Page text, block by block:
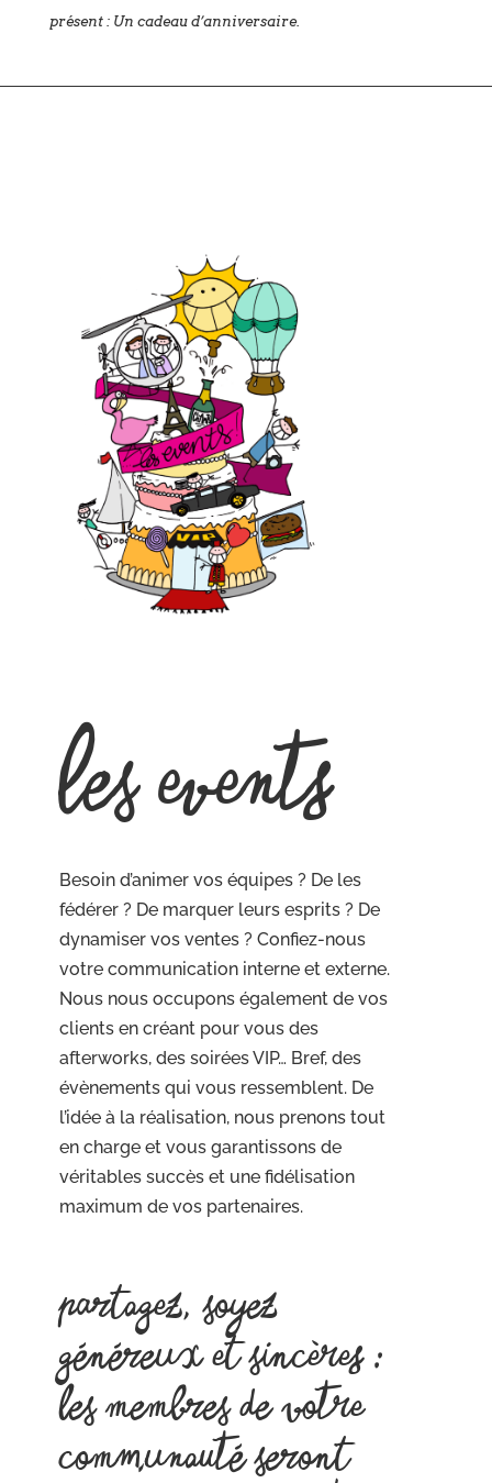
présent : Un cadeau d’anniversaire.
Les events
Besoin d’animer vos équipes ? De les
fédérer ? De marquer leurs esprits ? De
dynamiser vos ventes ? Confiez-nous
votre communication interne et externe.
Nous nous occupons également de vos
clients en créant pour vous des
afterworks, des soirées VIP… Bref, des
évènements qui vous ressemblent. De
l’idée à la réalisation, nous prenons tout
en charge et vous garantissons de
véritables succès et une fidélisation
maximum de vos partenaires.
Partagez, soyez
généreux et sincères :
les membres de votre
communauté seront